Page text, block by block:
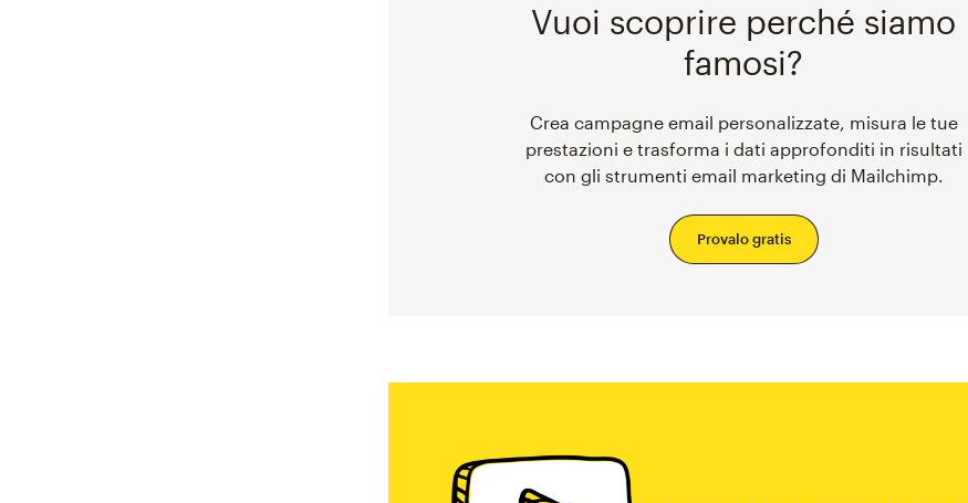
Vuoi scoprire perché siamo
famosi?
Crea campagne email personalizzate, misura le tue
prestazioni e trasforma i dati approfonditi in risultati
con gli strumenti email marketing di Mailchimp.
Provalo gratis